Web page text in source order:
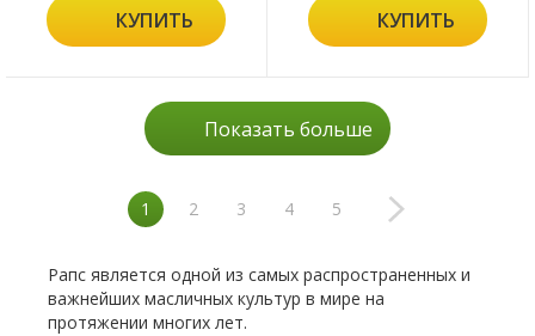
КУПИТЬ КУПИТЬ
Показать больше
1 2 3 4 5
Рапс является одной из самых распространенных и
важнейших масличных культур в мире на
протяжении многих лет.